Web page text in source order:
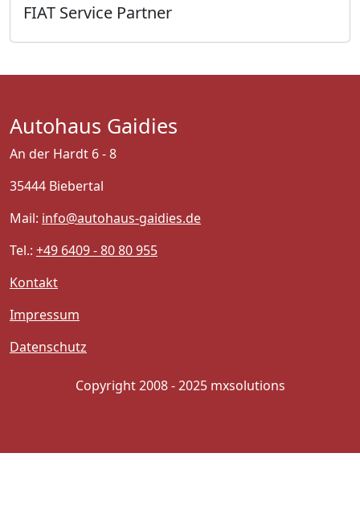
FIAT Service Partner
Autohaus Gaidies
An der Hardt 6 - 8
35444 Biebertal
Mail: info@autohaus-gaidies.de
Tel.: +49 6409 - 80 80 955
Kontakt
Impressum
Datenschutz
Copyright 2008 - 2025 mxsolutions